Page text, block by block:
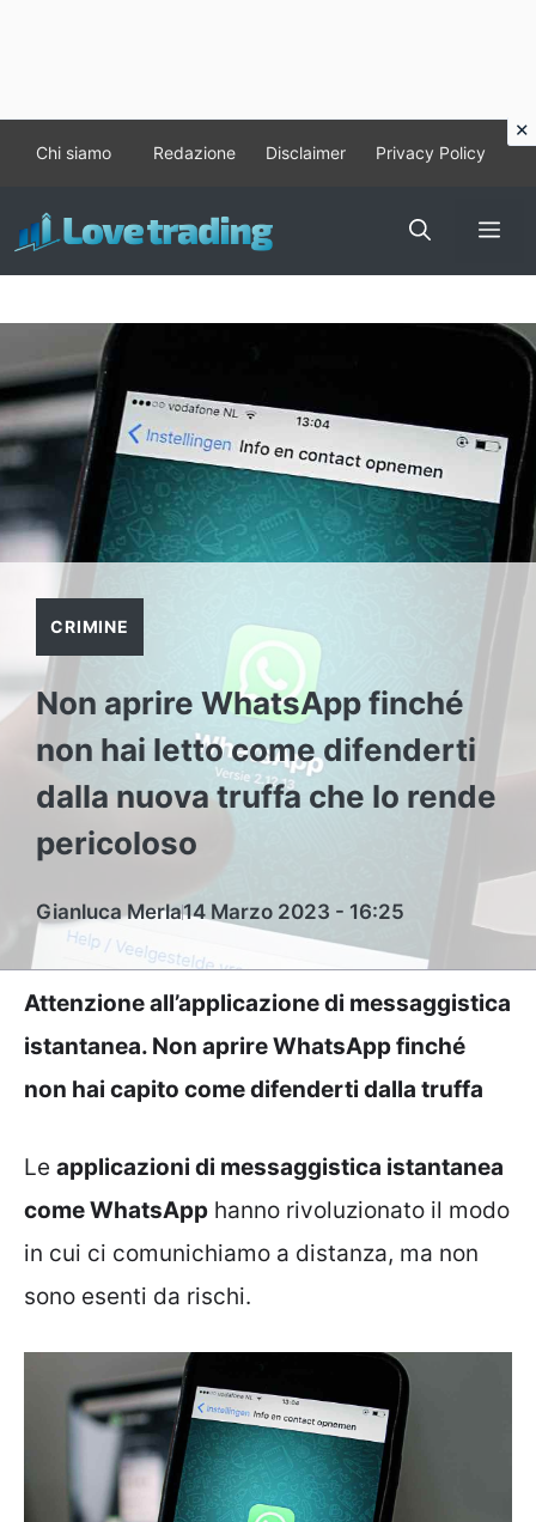
contenuto
Chi siamo Redazione Disclaimer Privacy Policy
CRIMINE
Non aprire WhatsApp finché
non hai letto come difenderti
dalla nuova truffa che lo rende
pericoloso
Gianluca Merla14 Marzo 2023 - 16:25
Attenzione all’applicazione di messaggistica
istantanea. Non aprire WhatsApp finché
non hai capito come difenderti dalla truffa
Le applicazioni di messaggistica istantanea
come WhatsApp hanno rivoluzionato il modo
in cui ci comunichiamo a distanza, ma non
sono esenti da rischi.